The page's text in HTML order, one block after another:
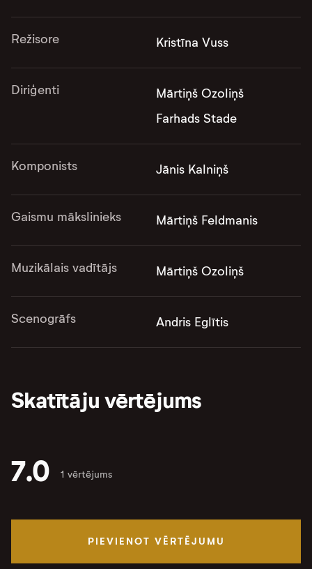
Režisore Kristīna Vuss
Diriģenti
Mārtiņš Ozoliņš
Farhads Stade
Komponists Jānis Kalniņš
Gaismu mākslinieks Mārtiņš Feldmanis
Muzikālais vadītājs Mārtiņš Ozoliņš
Scenogrāfs Andris Eglītis
Skatītāju vērtējums
7.0 1 vērtējums
PIEVIENOT VĒRTĒJUMU